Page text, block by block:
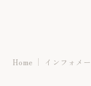
Home インフォメ